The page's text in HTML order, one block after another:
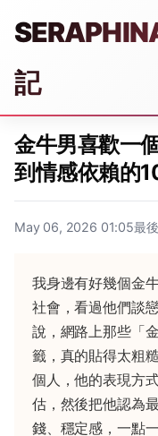
記
金牛男喜歡一
到情感依賴的
May 06, 2026 01:05最
我身邊有好幾個金
社會，看過他們談
說，網路上那些「
籤，真的貼得太粗
個人，他的表現方
估，然後把他認為
錢、穩定感，一點